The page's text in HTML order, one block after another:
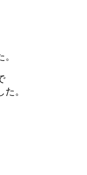
。